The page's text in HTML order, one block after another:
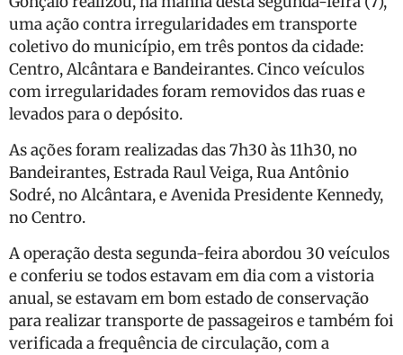
uma ação contra irregularidades em transporte
coletivo do município, em três pontos da cidade:
Centro, Alcântara e Bandeirantes. Cinco veículos
com irregularidades foram removidos das ruas e
levados para o depósito.
As ações foram realizadas das 7h30 às 11h30, no
Bandeirantes, Estrada Raul Veiga, Rua Antônio
Sodré, no Alcântara, e Avenida Presidente Kennedy,
no Centro.
A operação desta segunda-feira abordou 30 veículos
e conferiu se todos estavam em dia com a vistoria
anual, se estavam em bom estado de conservação
para realizar transporte de passageiros e também foi
verificada a frequência de circulação, com a